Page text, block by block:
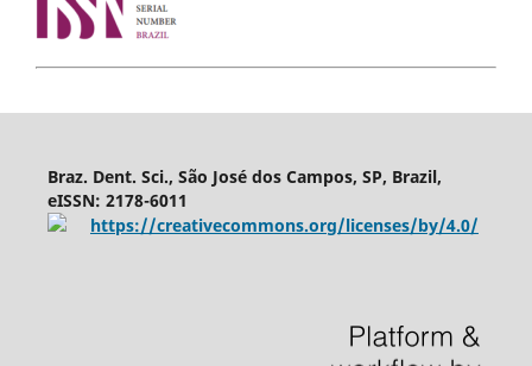
Braz. Dent. Sci., São José dos Campos, SP, Brazil,
eISSN: 2178-6011
https://creativecommons.org/licenses/by/4.0/